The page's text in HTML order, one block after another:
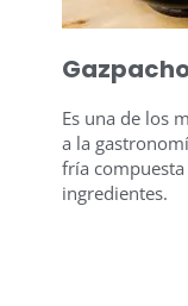
Es una de los
a la
fría
ingredientes.